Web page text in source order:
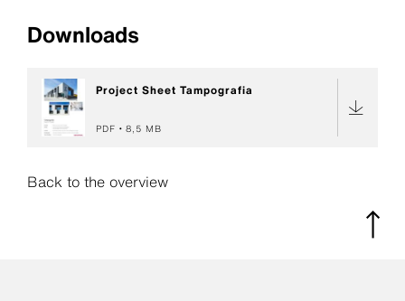
Downloads
Project Sheet Tampografia
PDF 8,5 MB
Back to the overview